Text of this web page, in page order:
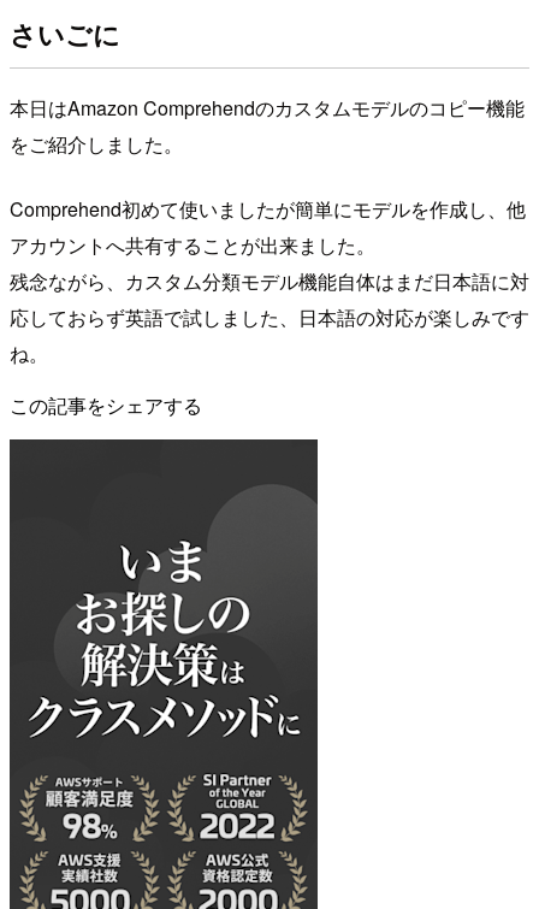
さいごに
本日はAmazon Comprehendのカスタムモデルのコピー機能
をご紹介しました。
Comprehend初めて使いましたが簡単にモデルを作成し、他
アカウントへ共有することが出来ました。
残念ながら、カスタム分類モデル機能自体はまだ日本語に対
応しておらず英語で試しました、日本語の対応が楽しみです
ね。
この記事をシェアする